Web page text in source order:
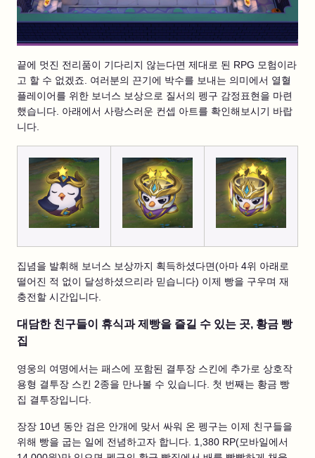
끝에 멋진 전리품이 기다리지 않는다면 제대로 된 RPG 모험이라
고 할 수 없겠죠. 여러분의 끈기에 박수를 보내는 의미에서 열혈
플레이어를 위한 보너스 보상으로 질서의 펭구 감정표현을 마련
했습니다. 아래에서 사랑스러운 컨셉 아트를 확인해보시기 바랍
니다.
집념을 발휘해 보너스 보상까지 획득하셨다면(아마 4위 아래로
떨어진 적 없이 달성하셨으리라 믿습니다) 이제 빵을 구우며 재
충전할 시간입니다.
대담한 친구들이 휴식과 제빵을 즐길 수 있는 곳, 황금 빵
집
영웅의 여명에서는 패스에 포함된 결투장 스킨에 추가로 상호작
용형 결투장 스킨 2종을 만나볼 수 있습니다. 첫 번째는 황금 빵
집 결투장입니다.
장장 10년 동안 검은 안개에 맞서 싸워 온 펭구는 이제 친구들을
위해 빵을 굽는 일에 전념하고자 합니다. 1,380 RP(모바일에서